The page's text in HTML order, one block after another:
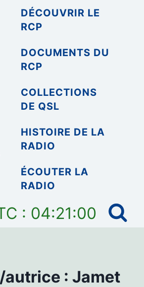
DÉCOUVRIR LE
RCP
DOCUMENTS DU
RCP
COLLECTIONS
DE QSL
HISTOIRE DE LA
RADIO
ÉCOUTER LA
RADIO
: 04:21:00
: Jamet